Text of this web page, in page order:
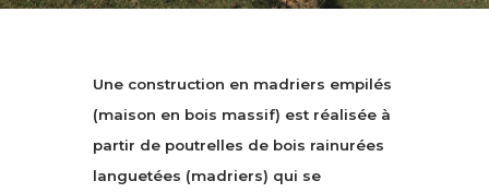
Une construction en madriers empilés
(maison en bois massif) est réalisée à
partir de poutrelles de bois rainurées
languetées (madriers) qui se